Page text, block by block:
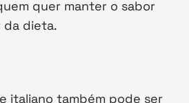
quer manter o sabor
da dieta.
italiano também pode ser